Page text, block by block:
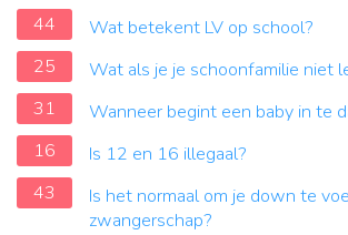
44
Wat betekent LV op school?
25
Wat als je je schoonfamilie niet
31
Wanneer begint een baby in te
16
Is 12 en 16 illegaal?
43
Is het normaal om je down te
zwangerschap?